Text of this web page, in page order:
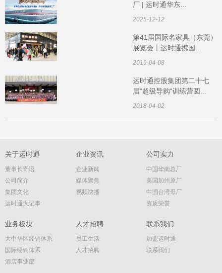
厂 | 运时通华东...
2025-12-12
第41届国际名家具（东莞）
展览会丨运时通携国...
2019-04-08
运时通控股集团第二十七
届“超级导购“训练营圆...
2018-04-02
关于运时通
董事长寄语
公司简介
集团文化
运时通大记事
企业资讯
企业新闻
媒体聚焦
视频快播
公司实力
中国华南总厂
美国加州原厂
中国台湾母厂
资质荣誉
业务板块
大中华区经销体系
国际经销体系
酒店事业部
人才招聘
员工生活
人才招聘
联系我们
加盟运时通
联系我们